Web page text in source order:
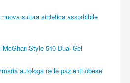
sutura sintetica assorbibile
Style 510 Dual Gel
autologa nelle pazienti obese